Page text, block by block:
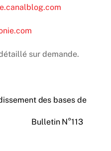
sur demande.
des bases de
Bulletin N°113